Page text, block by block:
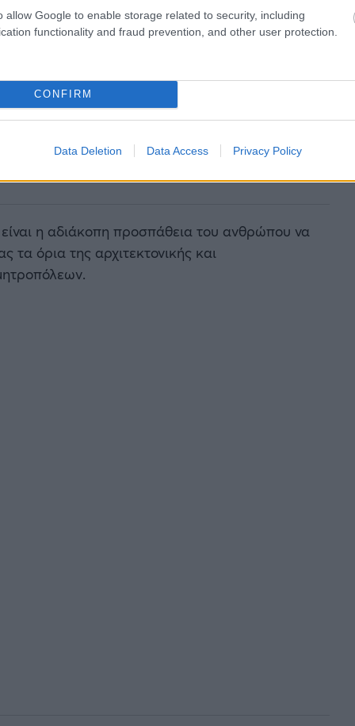
allow Google to enable storage related to security, including
functionality and fraud prevention, and other user protection.
CONFIRM
Data Deletion Data Access Privacy Policy
η αδιάκοπη προσπάθεια του ανθρώπου να
τα όρια της αρχιτεκτονικής και